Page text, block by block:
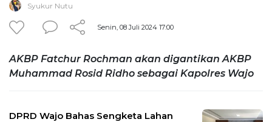
Syukur Nutu
Senin, 08 Juli 2024 17:00
AKBP Fatchur Rochman akan digantikan AKBP
Muhammad Rosid Ridho sebagai Kapolres Wajo
DPRD Wajo Bahas Sengketa Lahan